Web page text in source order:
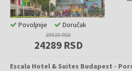
29920 RSD
24289 RSD
Povoljnije Doručak
Escala Hotel & Suites Budapest -